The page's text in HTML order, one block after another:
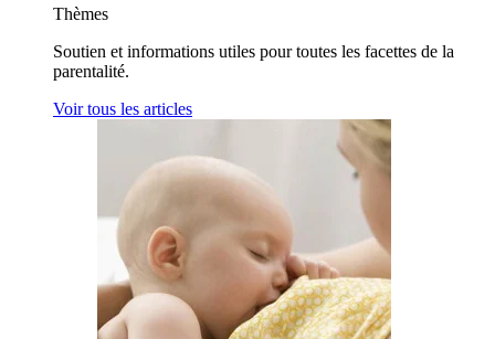
Thèmes
Soutien et informations utiles pour toutes les facettes de la
parentalité.
Voir tous les articles